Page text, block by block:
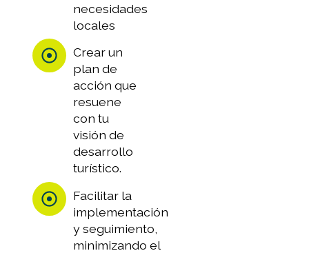
necesidades
locales
Crear un
plan de
acción que
resuene
con tu
visión de
desarrollo
turístico.
Facilitar la
implementación
y seguimiento,
minimizando el